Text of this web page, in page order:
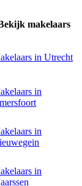
makelaars
in Utrecht
in
in
in